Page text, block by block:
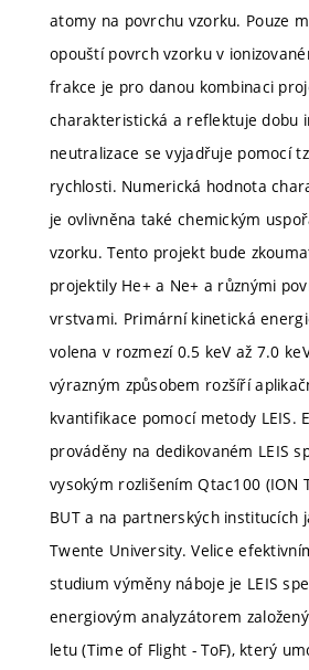
atomy na povrchu vzorku. Pouze
opouští povrch vzorku v
frakce je pro danou kombinaci
charakteristická a reflektuje dobu
neutralizace se vyjadřuje pomocí
rychlosti. Numerická hodnota
je ovlivněna také chemickým
vzorku. Tento projekt bude
projektily He+ a Ne+ a různými
vrstvami. Primární kinetická
volena v rozmezí 0.5 keV až 7.0
výrazným způsobem rozšíří
kvantifikace pomocí metody LEIS.
prováděny na dedikovaném LEIS
vysokým rozlišením Qtac100 (ION
BUT a na partnerských institucích
Twente University. Velice
studium výměny náboje je LEIS
energiovým analyzátorem
letu (Time of Flight - ToF), který